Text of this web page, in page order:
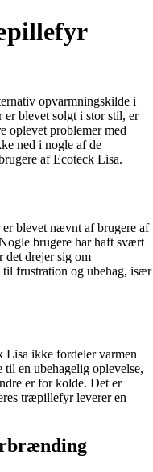
opvarmningskilde i
er blevet solgt i stor stil, er
oplevet problemer med
ned i nogle af de
af Ecoteck Lisa.
blevet nævnt af brugere af
brugere har haft svært
det drejer sig om
frustration og ubehag, især
Lisa ikke fordeler varmen
en ubehagelig oplevelse,
er for kolde. Det er
træpillefyr leverer en